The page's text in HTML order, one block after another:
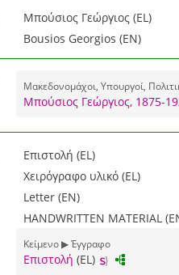
Μπούσιος Γεώργιος (EL)
Bousios Georgios (EN)
Μακεδονομάχοι, Υπουργοί,
Μπούσιος Γεώργιος, 1875-
Επιστολή (EL)
Χειρόγραφο υλικό (EL)
Letter (EN)
HANDWRITTEN MATERIAL
Κείμενο ▶ Έγγραφο
Επιστολή (EL)